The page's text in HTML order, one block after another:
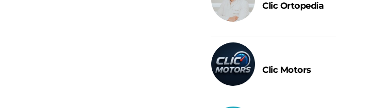
Clic Ortopedia
Clic Motors